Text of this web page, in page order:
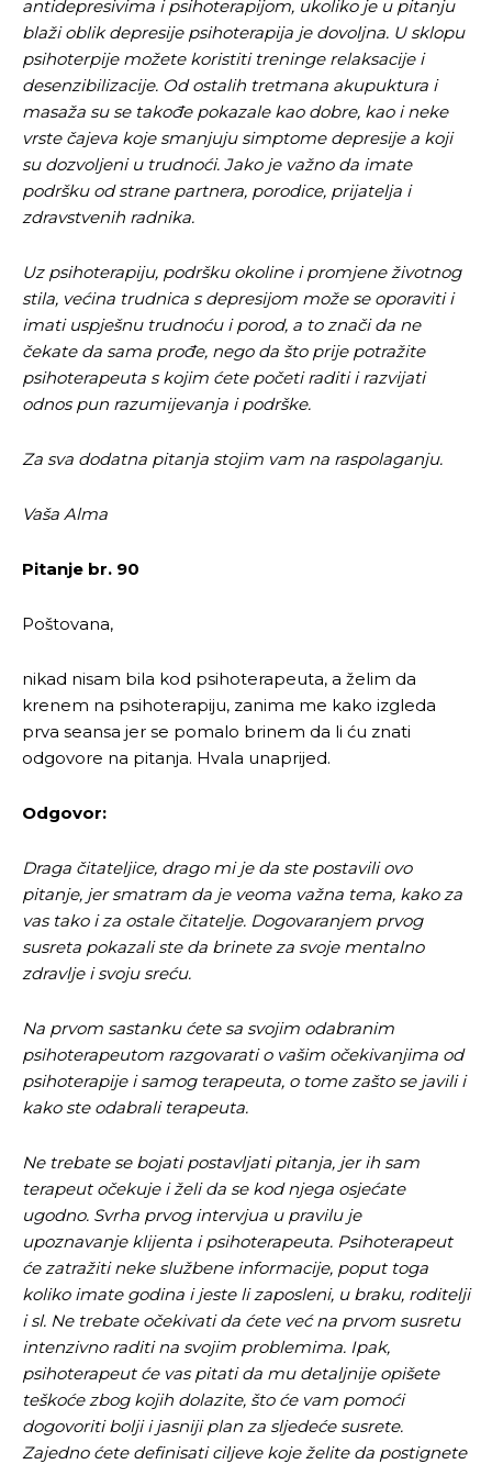
antidepresivima i psihoterapijom, ukoliko je u pitanju
blaži oblik depresije psihoterapija je dovoljna. U sklopu
psihoterpije možete koristiti treninge relaksacije i
desenzibilizacije. Od ostalih tretmana akupuktura i
masaža su se takođe pokazale kao dobre, kao i neke
vrste čajeva koje smanjuju simptome depresije a koji
su dozvoljeni u trudnoći. Jako je važno da imate
podršku od strane partnera, porodice, prijatelja i
zdravstvenih radnika.
Uz psihoterapiju, podršku okoline i promjene životnog
stila, većina trudnica s depresijom može se oporaviti i
imati uspješnu trudnoću i porod, a to znači da ne
čekate da sama prođe, nego da što prije potražite
psihoterapeuta s kojim ćete početi raditi i razvijati
odnos pun razumijevanja i podrške.
Za sva dodatna pitanja stojim vam na raspolaganju.
Vaša Alma
Pitanje br. 90
Poštovana,
nikad nisam bila kod psihoterapeuta, a želim da
krenem na psihoterapiju, zanima me kako izgleda
prva seansa jer se pomalo brinem da li ću znati
odgovore na pitanja. Hvala unaprijed.
Odgovor:
Draga čitateljice, drago mi je da ste postavili ovo
pitanje, jer smatram da je veoma važna tema, kako za
vas tako i za ostale čitatelje. Dogovaranjem prvog
susreta pokazali ste da brinete za svoje mentalno
zdravlje i svoju sreću.
Na prvom sastanku ćete sa svojim odabranim
psihoterapeutom razgovarati o vašim očekivanjima od
psihoterapije i samog terapeuta, o tome zašto se javili i
kako ste odabrali terapeuta.
Ne trebate se bojati postavljati pitanja, jer ih sam
terapeut očekuje i želi da se kod njega osjećate
ugodno. Svrha prvog intervjua u pravilu je
upoznavanje klijenta i psihoterapeuta. Psihoterapeut
će zatražiti neke službene informacije, poput toga
koliko imate godina i jeste li zaposleni, u braku, roditelji
i sl. Ne trebate očekivati da ćete već na prvom susretu
intenzivno raditi na svojim problemima. Ipak,
psihoterapeut će vas pitati da mu detaljnije opišete
teškoće zbog kojih dolazite, što će vam pomoći
dogovoriti bolji i jasniji plan za sljedeće susrete.
Zajedno ćete definisati ciljeve koje želite da postignete